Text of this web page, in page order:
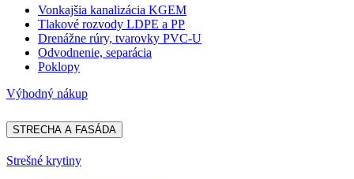
Vonkajšia kanalizácia KGEM
Tlakové rozvody LDPE a PP
Drenážne rúry, tvarovky PVC-U
Odvodnenie, separácia
Poklopy
Výhodný nákup
STRECHA A FASÁDA
Strešné krytiny